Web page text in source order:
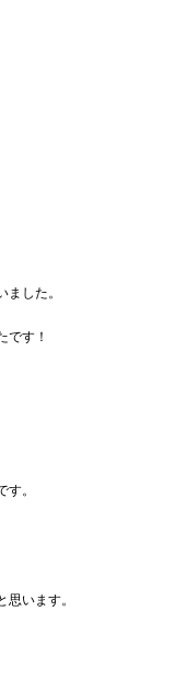
した。
です！
。
います。